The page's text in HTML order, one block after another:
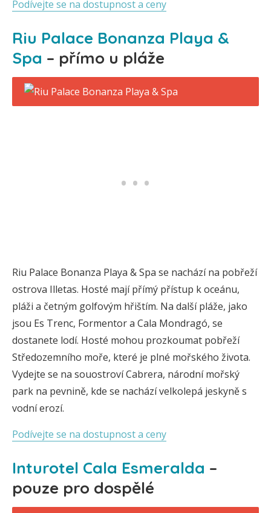
Podívejte se na dostupnost a ceny
Riu Palace Bonanza Playa &
Spa – přímo u pláže
Riu Palace Bonanza Playa & Spa se nachází na pobřeží
ostrova Illetas. Hosté mají přímý přístup k oceánu,
pláži a četným golfovým hřištím. Na další pláže, jako
jsou Es Trenc, Formentor a Cala Mondragó, se
dostanete lodí. Hosté mohou prozkoumat pobřeží
Středozemního moře, které je plné mořského života.
Vydejte se na souostroví Cabrera, národní mořský
park na pevnině, kde se nachází velkolepá jeskyně s
vodní erozí.
Podívejte se na dostupnost a ceny
Inturotel Cala Esmeralda –
pouze pro dospělé